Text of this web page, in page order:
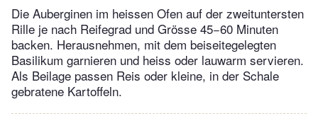
Die Auberginen im heissen Ofen auf der zweituntersten
Rille je nach Reifegrad und Grösse 45−60 Minuten
backen. Herausnehmen, mit dem beiseitegelegten
Basilikum garnieren und heiss oder lauwarm servieren.
Als Beilage passen Reis oder kleine, in der Schale
gebratene Kartoffeln.